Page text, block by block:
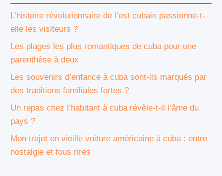
L’histoire révolutionnaire de l’est cubain passionne-t-
elle les visiteurs ?
Les plages les plus romantiques de cuba pour une
parenthèse à deux
Les souvenirs d’enfance à cuba sont-ils marqués par
des traditions familiales fortes ?
Un repas chez l’habitant à cuba révèle-t-il l’âme du
pays ?
Mon trajet en vieille voiture américaine à cuba : entre
nostalgie et fous rires